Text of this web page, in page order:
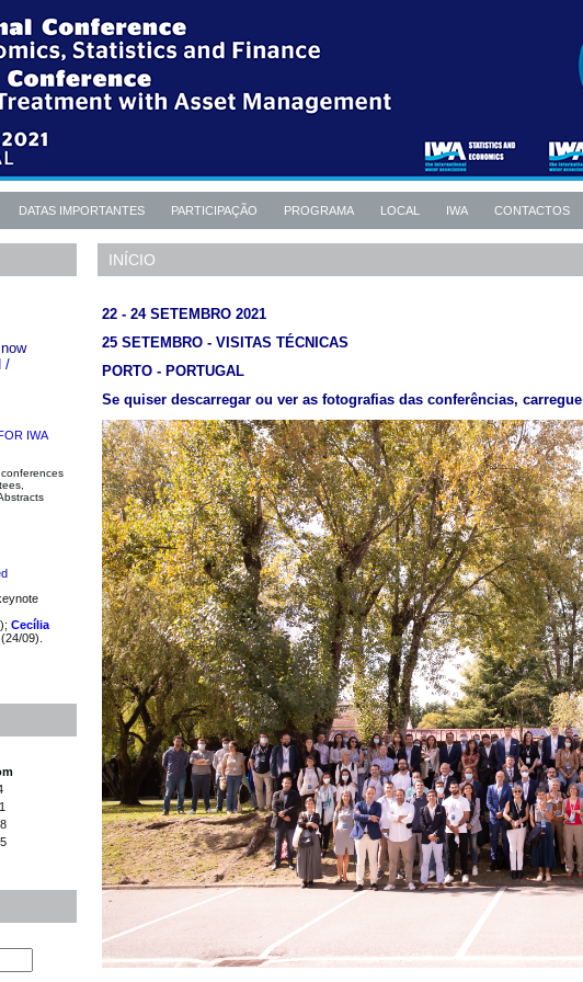
DATAS IMPORTANTES PARTICIPAÇÃO PROGRAMA LOCAL IWA CONTACTOS
/
IWA
Cecília
(24/09).
INÍCIO
22 - 24 SETEMBRO 2021
25 SETEMBRO - VISITAS TÉCNICAS
PORTO - PORTUGAL
Se quiser descarregar ou ver as fotografias das conferências, carregue